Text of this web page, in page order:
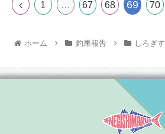
1 … 67 68 69 70
ホーム 釣果報告 しろぎす